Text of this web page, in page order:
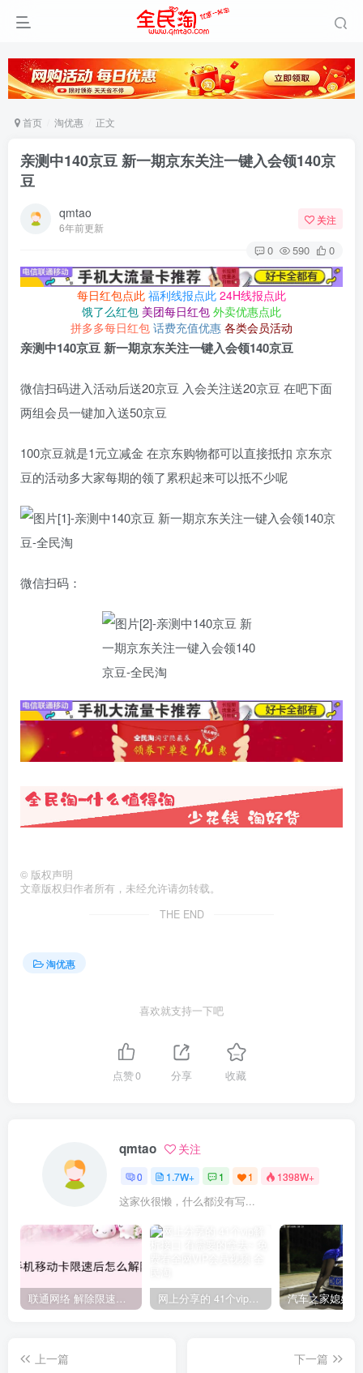
首页 淘优惠 正文
亲测中140京豆 新一期京东关注一键入会领140京
豆
qmtao
6年前更新
关注
0 590 0
每日红包点此 福利线报点此 24H线报点此
饿了么红包 美团每日红包 外卖优惠点此
拼多多每日红包 话费充值优惠 各类会员活动
亲测中140京豆 新一期京东关注一键入会领140京豆
微信扫码进入活动后送20京豆 入会关注送20京豆 在吧下面
两组会员一键加入送50京豆
100京豆就是1元立减金 在京东购物都可以直接抵扣 京东京
豆的活动多大家每期的领了累积起来可以抵不少呢
微信扫码：
© 版权声明
文章版权归作者所有，未经允许请勿转载。
THE END
淘优惠
喜欢就支持一下吧
点赞0 分享 收藏
qmtao 关注
0 1.7W+ 1 1 1398W+
这家伙很懒，什么都没有写...
联通网络 解除限速方法参考！畅享、畅玩、老白干等及其它地区自测了 网上分享的 41个vip解析接口 有需要的拿去~ 免费看全网VIP会员视频
上一篇
下一篇